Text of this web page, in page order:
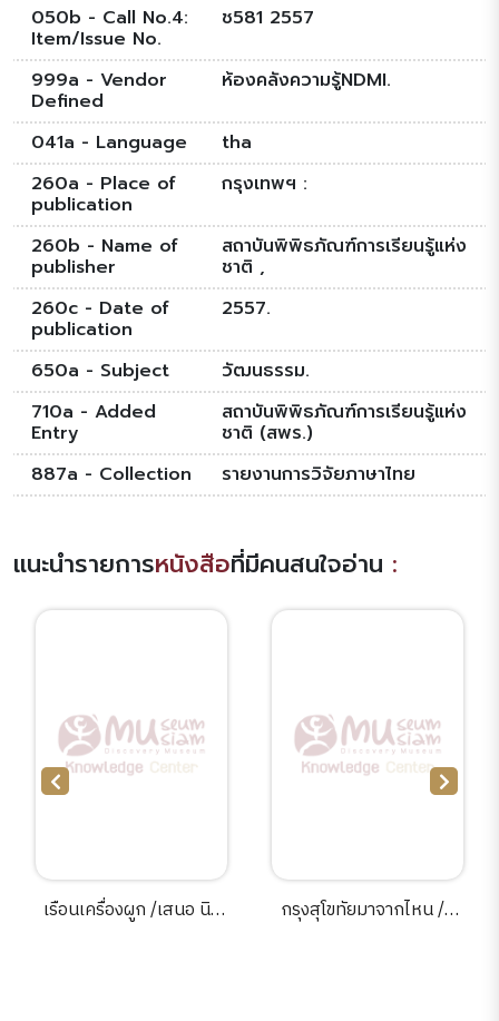
050b - Call No.4:
Item/Issue No.
ช581 2557
999a - Vendor
Defined
ห้องคลังความรู้NDMI.
041a - Language
tha
260a - Place of
publication
กรุงเทพฯ :
260b - Name of
publisher
สถาบันพิพิธภัณฑ์การเรียนรู้แห่ง
ชาติ ,
260c - Date of
publication
2557.
650a - Subject
วัฒนธรรม.
710a - Added
Entry
สถาบันพิพิธภัณฑ์การเรียนรู้แห่ง
ชาติ (สพร.)
887a - Collection
รายงานการวิจัยภาษาไทย
แนะนำรายการหนังสือที่มีคนสนใจอ่าน :
เรือนเครื่องผูก /เสนอ นิล
กรุงสุโขทัยมาจากไหน /สุ